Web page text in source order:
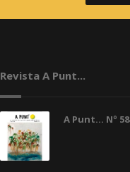
Revista A Punt...
A Punt... Nº 58